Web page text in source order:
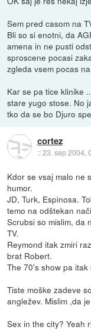
Sem pred casom na
Bli so si enotni, da
amena in ne pusti
sproscene pocasi
zgleda vsem pocas
Kar se pa tice klinike
stare yugo stose. No
tko da se bo Djuro
cortez
::23. sep 2004,
Kdor se vsaj malo ne
humor.
JD, Turk, Espinosa.
temo na odštekan
Scrubsi so mislim, da
TV.
Reymond itak zmiri
brat Robert.
The 70's show pa
Tiste moške zadeve
angležev. Mislim ,da
Sex in the city? Yeah